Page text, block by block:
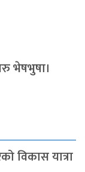
भेषभुषा।
विकास यात्रा